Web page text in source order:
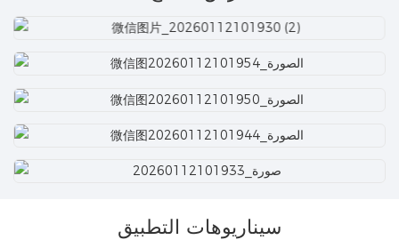
سيناريوهات التطبيق